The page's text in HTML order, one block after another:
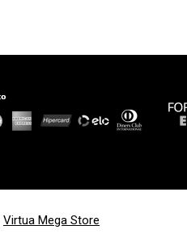
Virtua Mega Store